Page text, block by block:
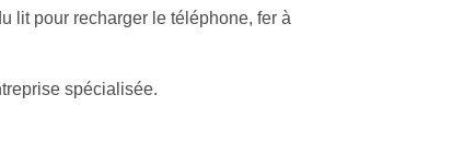
lit pour recharger le téléphone, fer à
spécialisée.